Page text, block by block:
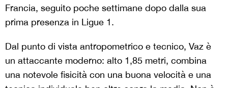
Francia, seguito poche settimane dopo dalla sua
prima presenza in Ligue 1.
Dal punto di vista antropometrico e tecnico, Vaz è
un attaccante moderno: alto 1,85 metri, combina
una notevole fisicità con una buona velocità e una